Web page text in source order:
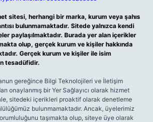
sitesi, herhangi bir marka, kurum veya şahıs
bulunmamaktadır. Sitede yalnızca kendi
paylaşılmaktadır. Burada yer alan içerikler
olup, gerçek kurum ve kişiler hakkında
Gerçek kurum ve kişiler ile isim
tesadüfidir.
gereğince Bilgi Teknolojileri ve İletişim
onaylanmış bir Yer Sağlayıcı olarak hizmet
sitedeki içerikleri proaktif olarak denetleme
bulunmamaktadır. Ancak, üyelerimiz
taşımakta olup, siteye üye olarak